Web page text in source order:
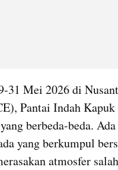
31 Mei 2026 di
Pantai Indah
berbeda-beda.
yang berkumpul
atmosfer